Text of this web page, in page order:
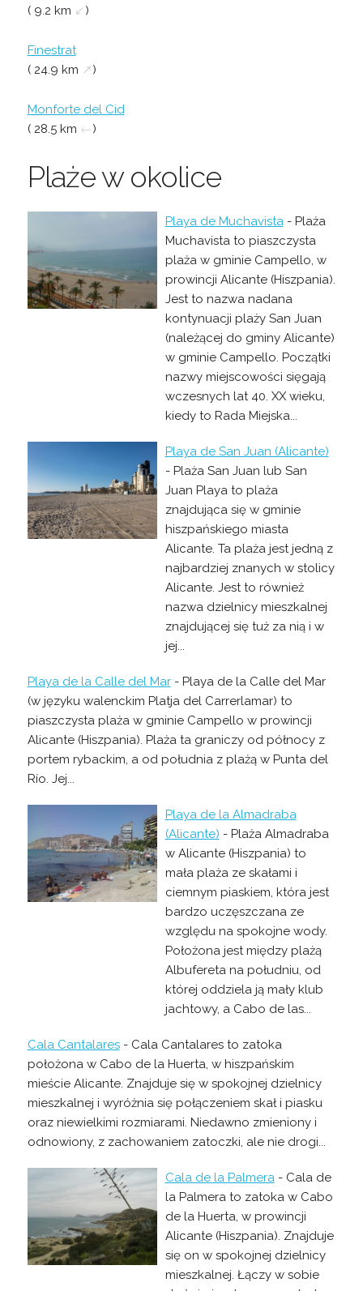
( 9.2 km ↙ )
Finestrat
( 24.9 km ↗)
Monforte del Cid
( 28.5 km ←)
Plaże w okolice
Playa de Muchavista - Plaża
Muchavista to piaszczysta
plaża w gminie Campello, w
prowincji Alicante (Hiszpania).
Jest to nazwa nadana
kontynuacji plaży San Juan
(należącej do gminy Alicante)
w gminie Campello. Początki
nazwy miejscowości sięgają
wczesnych lat 40. XX wieku,
kiedy to Rada Miejska...
Playa de San Juan (Alicante)
- Plaża San Juan lub San
Juan Playa to plaża
znajdująca się w gminie
hiszpańskiego miasta
Alicante. Ta plaża jest jedną z
najbardziej znanych w stolicy
Alicante. Jest to również
nazwa dzielnicy mieszkalnej
znajdującej się tuż za nią i w
jej...
Playa de la Calle del Mar- Playa de la Calle del Mar
(w języku walenckim Platja del Carrerlamar) to
piaszczysta plaża w gminie Campello w prowincji
Alicante (Hiszpania). Plaża ta graniczy od północy z
portem rybackim, a od południa z plażą w Punta del
Río. Jej...
Playa de la Almadraba
(Alicante) - Plaża Almadraba
w Alicante (Hiszpania) to
mała plaża ze skałami i
ciemnym piaskiem, która jest
bardzo uczęszczana ze
względu na spokojne wody.
Położona jest między plażą
Albufereta na południu, od
której oddziela ją mały klub
jachtowy, a Cabo de las...
Cala Cantalares- Cala Cantalares to zatoka
położona w Cabo de la Huerta, w hiszpańskim
mieście Alicante. Znajduje się w spokojnej dzielnicy
mieszkalnej i wyróżnia się połączeniem skał i piasku
oraz niewielkimi rozmiarami. Niedawno zmieniony i
odnowiony, z zachowaniem zatoczki, ale nie drogi...
Cala de la Palmera - Cala de
la Palmera to zatoka w Cabo
de la Huerta, w prowincji
Alicante (Hiszpania). Znajduje
się on w spokojnej dzielnicy
mieszkalnej. Łączy w sobie